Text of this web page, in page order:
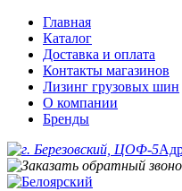
Главная
Каталог
Доставка и оплата
Контакты магазинов
Лизинг грузовых шин
О компании
Бренды